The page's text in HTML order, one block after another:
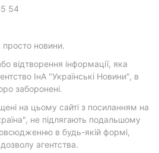
54
новини.
відтворення інформації, яка
ІнА "Українські Новини", в
заборонені.
на цьому сайті з посиланням на
не підлягають подальшому
в будь-якій формі,
агентства.